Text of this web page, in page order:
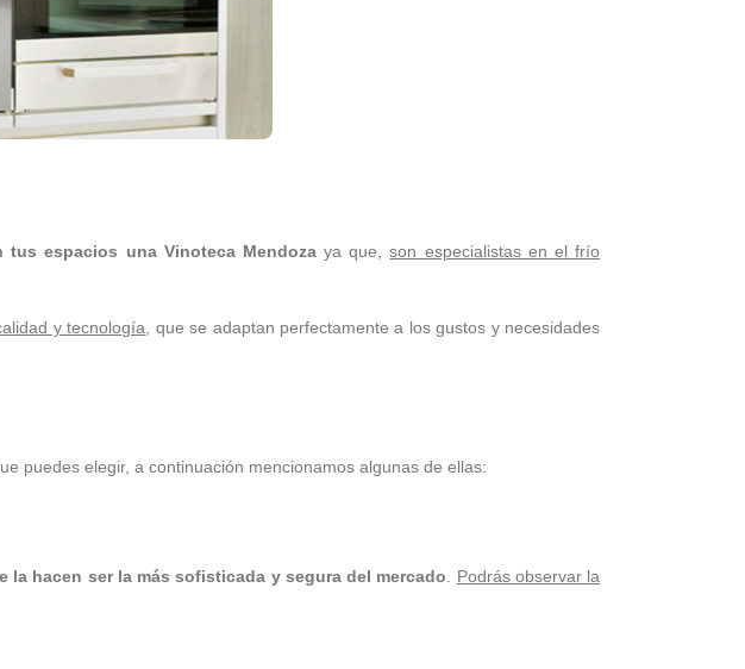
tus espacios una Vinoteca Mendozaya que,son especialistas en el frío
y tecnología , que se adaptan perfectamente a los gustos y necesidades
puedes elegir, a continuación mencionamos algunas de ellas:
la hacen ser la más sofisticada y segura del mercado
Podrás observar la